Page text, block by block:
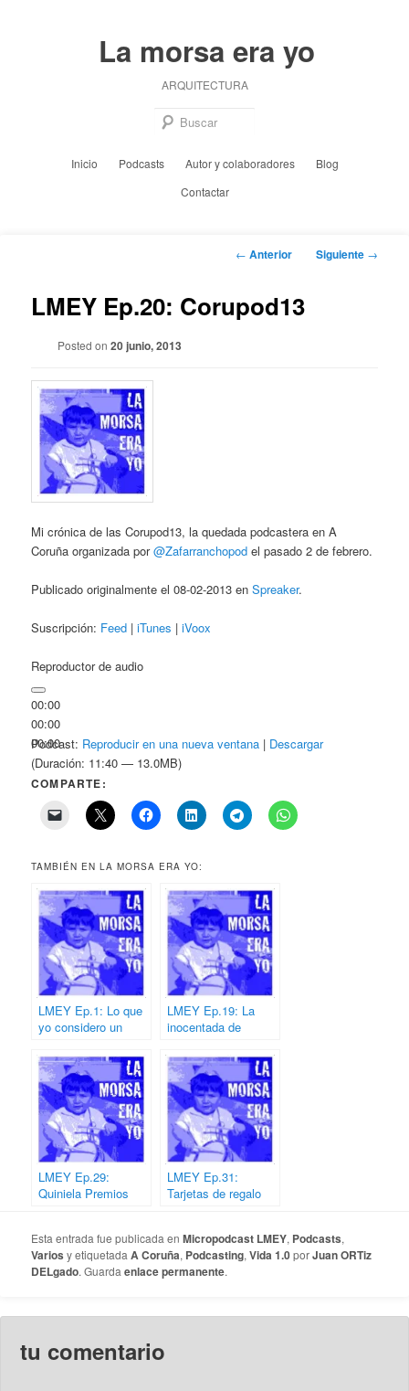
La morsa era yo
ARQUITECTURA
Inicio Podcasts Autor y colaboradores
Blog
Contactar
Navegación
← Anterior Siguiente →
LMEY Ep.20: Corupod13
Posted on 20 junio, 2013
Mi crónica de las Corupod13, la quedada podcastera en A
Coruña organizada por@Zafarranchopod el pasado 2 de febrero.
Publicado originalmente el 08-02-2013 enSpreaker.
Suscripción: Feed |iTunes |iVoox
Reproductor de audio
00:00
00:00
00:00
Podcast: Reproducir en una nueva ventana | Descargar
(Duración: 11:40 — 13.0MB)
COMPARTE:
TAMBIÉN EN LA MORSA ERA YO:
LMEY Ep.1: Lo que
yo considero un
LMEY Ep.19: La
inocentada de
LMEY Ep.29:
Quiniela Premios
2013
LMEY Ep.31:
Tarjetas de regalo
Esta entrada fue publicada enMicropodcast LMEY, Podcasts,
Varios y etiquetadaA Coruña, Podcasting,Vida 1.0porJuan ORTiz
DELgado. Guardaenlace permanente.
tu comentario